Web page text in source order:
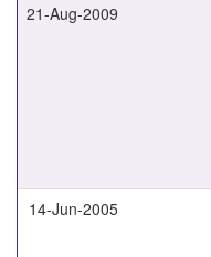
21-Aug-2009
14-Jun-2005